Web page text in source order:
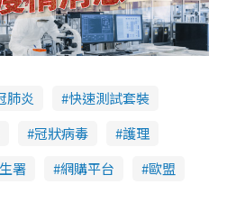
肺炎
快速測試套裝
冠狀病毒
護理
署 網購平台 歐盟